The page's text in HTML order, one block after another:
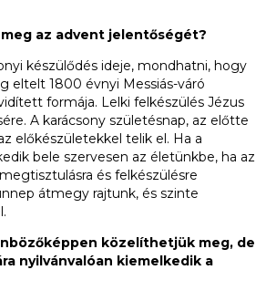
az advent jelentőségét?
készülődés ideje, mondhatni, hogy
eltelt 1800 évnyi Messiás-váró
formája. Lelki felkészülés Jézus
A karácsony születésnap, az előtte
előkészületekkel telik el. Ha a
bele szervesen az életünkbe, ha az
és felkészülésre
átmegy rajtunk, és szinte
közelíthetjük meg, de
nyilvánvalóan kiemelkedik a